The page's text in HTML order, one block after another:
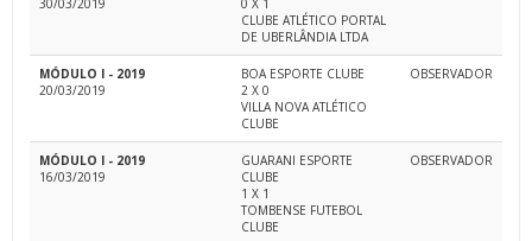
30/03/2019
0 X 1
CLUBE ATLÉTICO PORTAL
DE UBERLÂNDIA LTDA
MÓDULO I - 2019
20/03/2019
BOA ESPORTE CLUBE
2 X 0
VILLA NOVA ATLÉTICO
CLUBE
OBSERVADOR
MÓDULO I - 2019
16/03/2019
GUARANI ESPORTE
CLUBE
1 X 1
TOMBENSE FUTEBOL
CLUBE
OBSERVADOR